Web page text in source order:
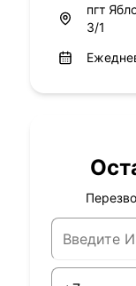
пгт
3/1